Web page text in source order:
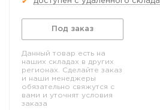
✔
Под заказ
Данный товар есть на
наших складах в других
регионах. Сделайте заказ
и наши менеджеры
обязательно свяжутся с
вами и уточнят условия
заказа